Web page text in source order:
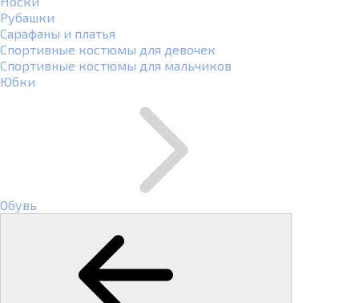
Рубашки
Сарафаны и платья
Спортивные костюмы для девочек
Спортивные костюмы для мальчиков
Юбки
Обувь